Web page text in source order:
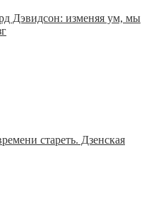
Дэвидсон: изменяя ум, мы
стареть. Дзенская